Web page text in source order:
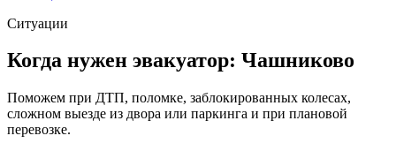
Ситуации
Когда нужен эвакуатор: Чашниково
Поможем при ДТП, поломке, заблокированных колесах,
сложном выезде из двора или паркинга и при плановой
перевозке.